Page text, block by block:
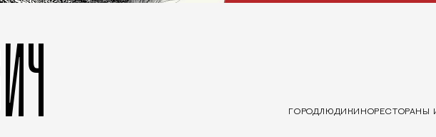
ГОРОДЛЮДИ КИНОРЕСТОРАНЫ